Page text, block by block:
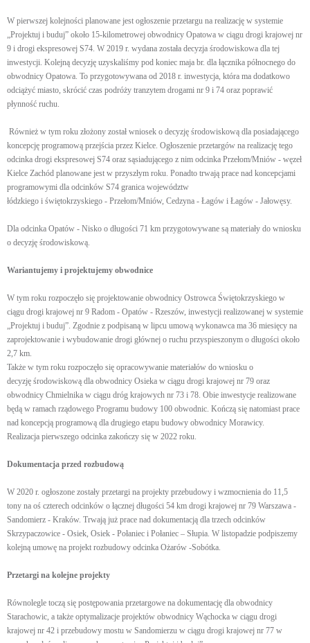
W pierwszej kolejności planowane jest ogłoszenie przetargu na realizację w systemie
„Projektuj i buduj” około 15-kilometrowej obwodnicy Opatowa w ciągu drogi krajowej nr
9 i drogi ekspresowej S74. W 2019 r. wydana została decyzja środowiskowa dla tej
inwestycji. Kolejną decyzję uzyskaliśmy pod koniec maja br. dla łącznika północnego do
obwodnicy Opatowa. To przygotowywana od 2018 r. inwestycja, która ma dodatkowo
odciążyć miasto, skrócić czas podróży tranzytem drogami nr 9 i 74 oraz poprawić
płynność ruchu.
Również w tym roku złożony został wniosek o decyzję środowiskową dla posiadającego
koncepcję programową przejścia przez Kielce. Ogłoszenie przetargów na realizację tego
odcinka drogi ekspresowej S74 oraz sąsiadującego z nim odcinka Przełom/Mniów - węzeł
Kielce Zachód planowane jest w przyszłym roku. Ponadto trwają prace nad koncepcjami
programowymi dla odcinków S74 granica województw
łódzkiego i świętokrzyskiego - Przełom/Mniów, Cedzyna - Łagów i Łagów - Jałowęsy.
Dla odcinka Opatów - Nisko o długości 71 km przygotowywane są materiały do wniosku
o decyzję środowiskową.
Wariantujemy i projektujemy obwodnice
W tym roku rozpoczęło się projektowanie obwodnicy Ostrowca Świętokrzyskiego w
ciągu drogi krajowej nr 9 Radom - Opatów - Rzeszów, inwestycji realizowanej w systemie
„Projektuj i buduj”. Zgodnie z podpisaną w lipcu umową wykonawca ma 36 miesięcy na
zaprojektowanie i wybudowanie drogi głównej o ruchu przyspieszonym o długości około
2,7 km.
Także w tym roku rozpoczęło się opracowywanie materiałów do wniosku o
decyzję środowiskową dla obwodnicy Osieka w ciągu drogi krajowej nr 79 oraz
obwodnicy Chmielnika w ciągu dróg krajowych nr 73 i 78. Obie inwestycje realizowane
będą w ramach rządowego Programu budowy 100 obwodnic. Kończą się natomiast prace
nad koncepcją programową dla drugiego etapu budowy obwodnicy Morawicy.
Realizacja pierwszego odcinka zakończy się w 2022 roku.
Dokumentacja przed rozbudową
W 2020 r. ogłoszone zostały przetargi na projekty przebudowy i wzmocnienia do 11,5
tony na oś czterech odcinków o łącznej długości 54 km drogi krajowej nr 79 Warszawa -
Sandomierz - Kraków. Trwają już prace nad dokumentacją dla trzech odcinków
Skrzypaczowice - Osiek, Osiek - Połaniec i Połaniec – Słupia. W listopadzie podpiszemy
kolejną umowę na projekt rozbudowy odcinka Ożarów -Sobótka.
Przetargi na kolejne projekty
Równolegle toczą się postępowania przetargowe na dokumentację dla obwodnicy
Starachowic, a także optymalizacje projektów obwodnicy Wąchocka w ciągu drogi
krajowej nr 42 i przebudowy mostu w Sandomierzu w ciągu drogi krajowej nr 77 w